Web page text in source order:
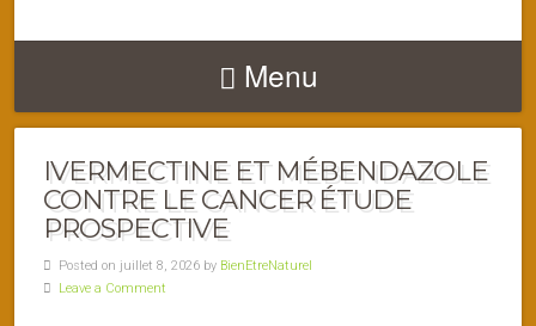
Menu
IVERMECTINE ET MÉBENDAZOLE
CONTRE LE CANCER ÉTUDE
PROSPECTIVE
Posted on juillet 8, 2026 by BienEtreNaturel
Leave a Comment